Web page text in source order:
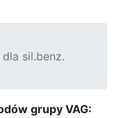
sil.benz.
grupy VAG: